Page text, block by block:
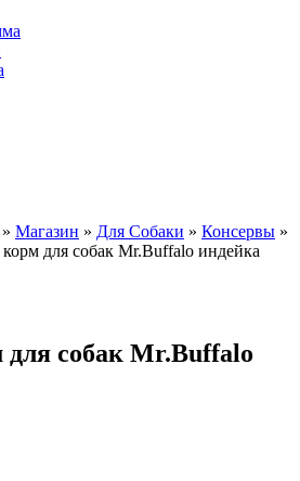
» Магазин » Для Собаки » Консервы »
для собак Mr.Buffalo индейка
собак Mr.Buffalo